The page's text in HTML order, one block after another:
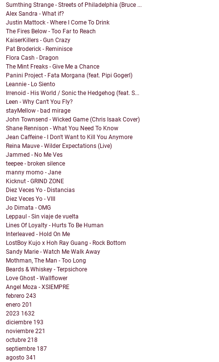
Sumthing Strange - Streets of Philadelphia (Bruce ...
Alex Sandra - What if?
Justin Mattock - Where I Come To Drink
The Fires Below - Too Far to Reach
KaiserKillers - Gun Crazy
Pat Broderick - Reminisce
Flora Cash - Dragon
The Mint Freaks - Give Me a Chance
Panini Project - Fata Morgana (feat. Pipi Gogerl)
Leannie - Lo Siento
Irrenoid - His World / Sonic the Hedgehog (feat. S...
Leen - Why Can't You Fly?
stayMellow - bad mirage
John Townsend - Wicked Game (Chris Isaak Cover)
Shane Rennison - What You Need To Know
Jean Caffeine - I Don't Want to Kill You Anymore
Reina Mauve - Wilder Expectations (Live)
Jammed - No Me Ves
teepee - broken silence
manny momo - Jane
Kicknut - GRIND ZONE
Diez Veces Yo - Distancias
Diez Veces Yo - VIII
Jo Dimata - OMG
Leppaul - Sin viaje de vuelta
Lines Of Loyalty - Hurts To Be Human
Interleaved - Hold On Me
LostBoy Kujo x Hoh Ray Guang - Rock Bottom
Sandy Marie - Watch Me Walk Away
Mothman, The Man - Too Long
Beards & Whiskey - Terpsichore
Love Ghost - Wallflower
Angel Moza - XSIEMPRE
febrero 243
enero 201
2023 1632
diciembre 193
noviembre 221
octubre 218
septiembre 187
agosto 341